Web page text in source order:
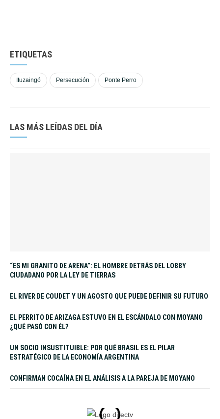
ETIQUETAS
Ituzaingó Persecución Ponte Perro
LAS MÁS LEÍDAS DEL DÍA
“ES MI GRANITO DE ARENA”: EL HOMBRE DETRÁS DEL LOBBY
CIUDADANO POR LA LEY DE TIERRAS
EL RIVER DE COUDET Y UN AGOSTO QUE PUEDE DEFINIR SU FUTURO
EL PERRITO DE ARIZAGA ESTUVO EN EL ESCÁNDALO CON MOYANO
¿QUÉ PASÓ CON ÉL?
UN SOCIO INSUSTITUIBLE: POR QUÉ BRASIL ES EL PILAR
ESTRATÉGICO DE LA ECONOMÍA ARGENTINA
CONFIRMAN COCAÍNA EN EL ANÁLISIS A LA PAREJA DE MOYANO